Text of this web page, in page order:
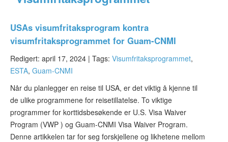
Hva er ESTA?
ESTA-status
ESTA Artikler
Kontakt
USAs visumfritaksprogram kontra
visumfritaksprogrammet for Guam-CNMI
Redigert: april 17, 2024 | Tags: Visumfritaksprogrammet,
ESTA, Guam-CNMI
Når du planlegger en reise til USA, er det viktig å kjenne til
de ulike programmene for reisetillatelse. To viktige
programmer for korttidsbesøkende er U.S. Visa Waiver
Program (VWP ) og Guam-CNMI Visa Waiver Program.
Denne artikkelen tar for seg forskjellene og likhetene mellom